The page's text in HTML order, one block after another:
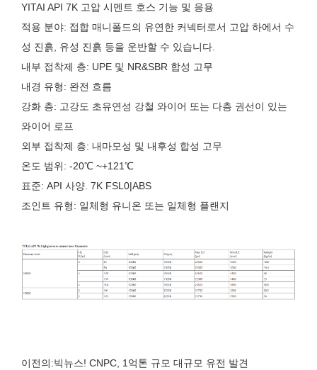
YITAI API 7K 고압 시멘트 호스 기능 및 응용
적용 분야: 접합 매니폴드의 유연한 커넥터로서 고압 하에서 수
성 진흙, 유성 진흙 등을 운반할 수 있습니다.
내부 접착제 층: UPE 및 NR&SBR 합성 고무
내경 유형: 완전 흐름
강화 층: 고강도 초유연성 강철 와이어 또는 다층 권선이 있는
와이어 로프
외부 접착제 층: 내마모성 및 내후성 합성 고무
온도 범위: -20℃ ~+121℃
표준: API 사양. 7K FSL0|ABS
조인트 유형: 일체형 유니온 또는 일체형 플랜지
이전의:빅뉴스! CNPC, 1억톤 규모 대규모 유전 발견